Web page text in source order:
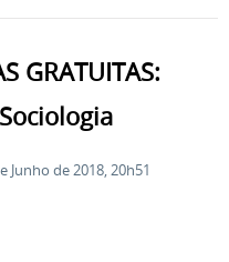
GRATUITAS:
Junho de 2018, 20h51